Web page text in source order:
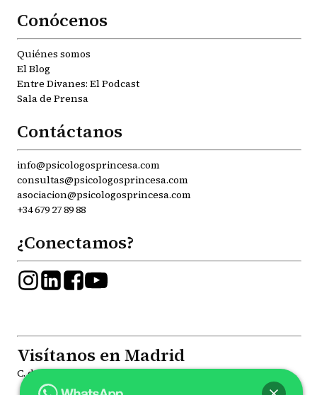
Conócenos
Quiénes somos
El Blog
Entre Divanes: El Podcast
Sala de Prensa
Contáctanos
info@psicologosprincesa.com
consultas@psicologosprincesa.com
asociacion@psicologosprincesa.com
+34 679 27 89 88
¿Conectamos?
Visítanos en Madrid
C. de la Princesa, 81, Moncloa - Aravaca, 28008